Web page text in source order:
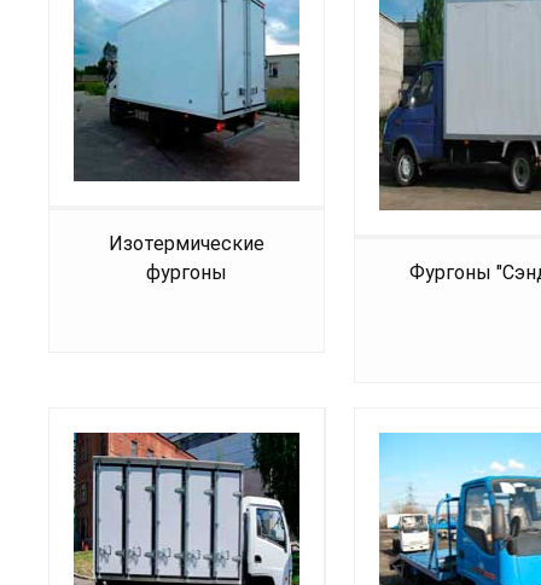
Изотермические
фургоны
Фургоны